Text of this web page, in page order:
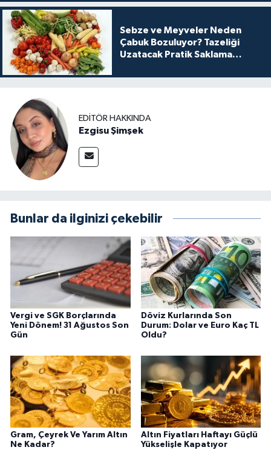
Sebze ve Meyveler Neden
Çabuk Bozuluyor? Tazeliği
Uzatacak Pratik Saklama
EDITÖR HAKKINDA
Ezgisu Şimşek
Bunlar da ilginizi çekebilir
Vergi ve SGK Borçlarında
Yeni Dönem! 31 Ağustos Son
Gün
Döviz Kurlarında Son
Durum: Dolar ve Euro Kaç TL
Oldu?
Gram, Çeyrek Ve Yarım Altın
Ne Kadar?
Altın Fiyatları Haftayı Güçlü
Yükselişle Kapatıyor